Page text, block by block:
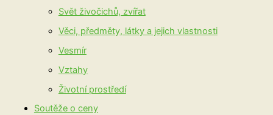
Svět živočichů, zvířat
Věci, předměty, látky a jejich vlastnosti
Vesmír
Vztahy
Životní prostředí
Soutěže o ceny